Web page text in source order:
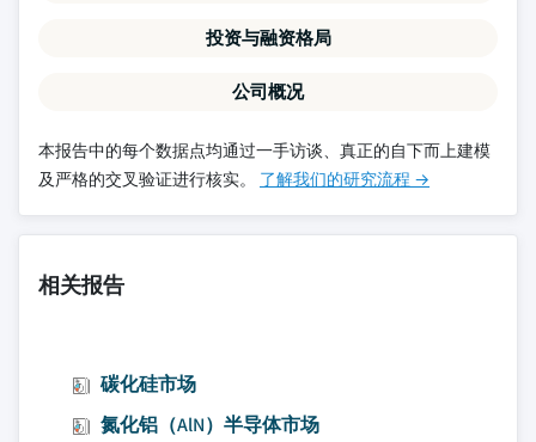
投资与融资格局
公司概况
本报告中的每个数据点均通过一手访谈、真正的自下而上建模
及严格的交叉验证进行核实。 了解我们的研究流程 →
相关报告
碳化硅市场
氮化铝（AlN）半导体市场